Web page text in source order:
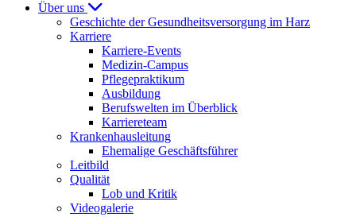
Über uns
Geschichte der Gesundheitsversorgung im Harz
Karriere
Karriere-Events
Medizin-Campus
Pflegepraktikum
Ausbildung
Berufswelten im Überblick
Karriereteam
Krankenhausleitung
Ehemalige Geschäftsführer
Leitbild
Qualität
Lob und Kritik
Videogalerie